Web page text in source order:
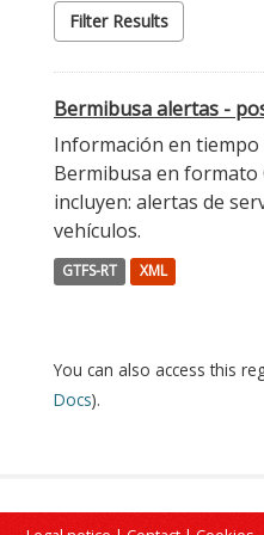
Filter Results
Bermibusa alertas -
Información en tiempo
Bermibusa en formato
incluyen: alertas de
vehículos.
GTFS-RT XML
You can also access this
Docs).